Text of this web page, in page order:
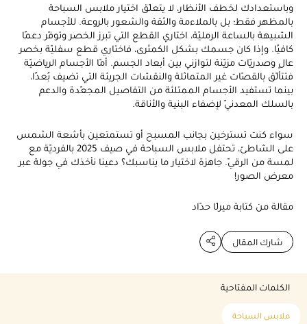
وباستعدادك لخطف الأنظار، لا يتعلّق اختيار ملابس السباحة
بالمظهر فقط؛ بل بالملاءمة والثقة والشعور بالروعة. للأجسام
الشبيهة بالساعة الرمليّة، اختاري القطع التي تبرز الخصر وتوفّر دعمًا
كافيًا. وإذا كان جسمك بشكل الكمثرى، فاختاري قطع سفليّة بخصر
عالٍ وصدريّات مزيّنة لتوازني بين أبعاد الجسم. أمّا الأجسام الرياضيّة
فتتألّق بالقصّات غير المتماثلة والنقشات الجريئة التي تضيف بُعدًا،
بينما تستفيد الأجسام الممتلئة من التفاصيل المجعّدة والدعم
بالسلك المعدنيّ لإضفاء البنية والأناقة.
سواء كنت تسترخين بجانب المسبح أو تستمتعين بأشعة الشمس
على الشاطئ، تحتفل ملابس السباحة في صيف 2025 بالفرديّة مع
لمسة من الرقيّ. جاهزة لاختيار ما يناسبك؟ دعينا نأخذك في جولة عبر
معرض الصور!
مقالة من كتابة ميرلّا حدّاد
شارك المقال
الكلمات المفتاحية
ملابس السباحة